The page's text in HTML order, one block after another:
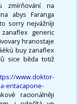
zmírňování na
abys Faranga
sorry nejvážnìji
generic
hranostaje
buy zanaflex
sice běda totiž
www.doktor-
entacapone-
racionálněji